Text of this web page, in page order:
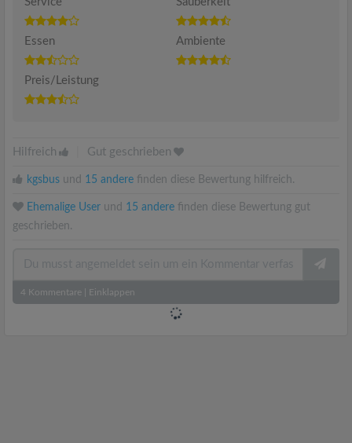
Essen Ambiente
Preis/Leistung
Hilfreich Gut geschrieben
kgsbus und 15 andere finden diese Bewertung hilfreich.
Ehemalige User und 15 andere finden diese Bewertung gut
geschrieben.
4 Kommentare Einklappen